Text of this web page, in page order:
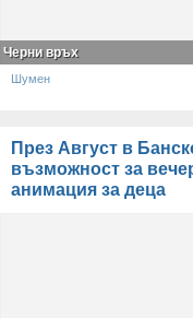
Черни връх
Шумен
През Август в
възможност за
анимация за деца